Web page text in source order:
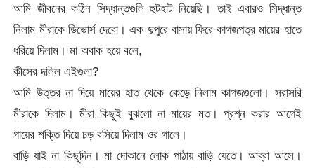
আমি জীবনের কঠিন সিদ্ধান্তগুলি হুটহাট নিয়েছি। তাই এবারও সিদ্ধান্ত
নিলাম মীরাকে ডিভোর্স দেবো। এক দুপুরে বাসায় ফিরে কাগজপত্র মায়ের হাতে
ধরিয়ে দিলাম। মা অবাক হয়ে বলে,
কীসের দলিল এইগুলা?
আমি উত্তর না দিয়ে মায়ের হাত থেকে কেড়ে নিলাম কাগজগুলো। সরাসরি
মীরাকে দিলাম। মীরা কিছুই বুঝলো না মায়ের মত। প্রশ্ন করার আগেই
গায়ের শক্তি দিয়ে চড় বসিয়ে দিলাম ওর গালে।
বাড়ি যাই না কিছুদিন। মা দোকানে লোক পাঠায় বাড়ি যেতে। আব্বা আসে।